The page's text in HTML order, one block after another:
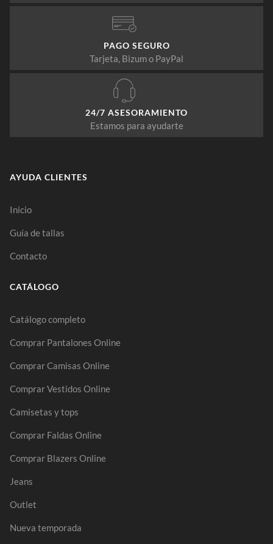
PAGO SEGURO
Tarjeta, Bizum o PayPal
24/7 ASESORAMIENTO
Estamos para ayudarte
AYUDA CLIENTES
Inicio
Guía de tallas
Contacto
CATÁLOGO
Catálogo completo
Comprar Pantalones Online
Comprar Camisas Online
Comprar Vestidos Online
Camisetas y tops
Comprar Faldas Online
Comprar Blazers Online
Jeans
Outlet
Nueva temporada